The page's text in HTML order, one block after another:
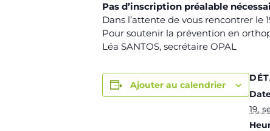
Pas d’inscription préalable
Dans l’attente de vous rencontrer le
Pour soutenir la prévention en
Léa SANTOS, secrétaire OPAL
Ajouter au calendrier
19,